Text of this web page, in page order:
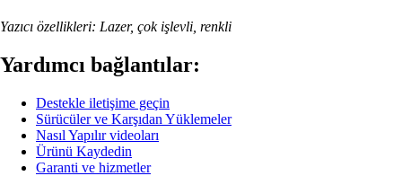
Yazıcı özellikleri: Lazer, çok işlevli, renkli
Yardımcı bağlantılar:
Destekle iletişime geçin
Sürücüler ve Karşıdan Yüklemeler
Nasıl Yapılır videoları
Ürünü Kaydedin
Garanti ve hizmetler